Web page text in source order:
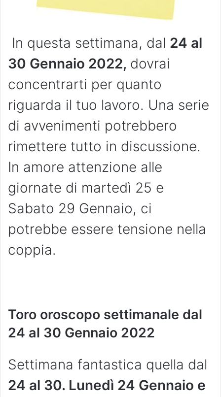
In questa settimana, dal 24 al
30 Gennaio 2022, dovrai
concentrarti per quanto
riguarda il tuo lavoro. Una serie
di avvenimenti potrebbero
rimettere tutto in discussione.
In amore attenzione alle
giornate di martedì 25 e
Sabato 29 Gennaio, ci
potrebbe essere tensione nella
coppia.
Toro oroscopo settimanale dal
24 al 30 Gennaio 2022
Settimana fantastica quella dal
24 al 30. Lunedì 24 Gennaio e